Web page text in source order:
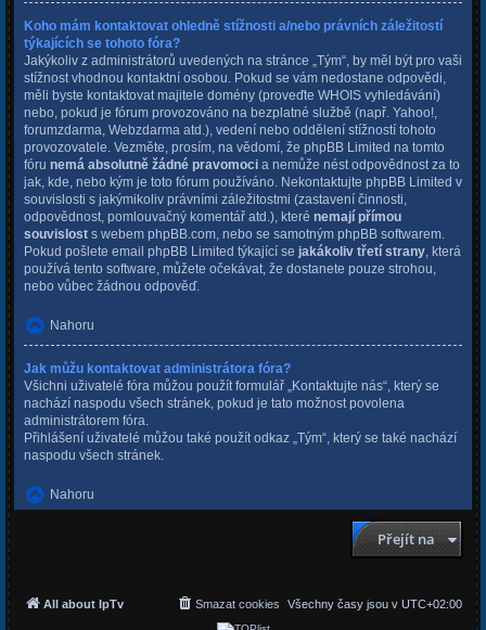
Koho mám kontaktovat ohledně stížnosti a/nebo právních záležitostí
týkajících se tohoto fóra?
Jakýkoliv z administrátorů uvedených na stránce „Tým“, by měl být pro vaši
stížnost vhodnou kontaktní osobou. Pokud se vám nedostane odpovědi,
měli byste kontaktovat majitele domény (proveďte WHOIS vyhledávání)
nebo, pokud je fórum provozováno na bezplatné službě (např. Yahoo!,
forumzdarma, Webzdarma atd.), vedení nebo oddělení stížností tohoto
provozovatele. Vezměte, prosím, na vědomí, že phpBB Limited na tomto
fóru nemá absolutně žádné pravomoci a nemůže nést odpovědnost za to
jak, kde, nebo kým je toto fórum používáno. Nekontaktujte phpBB Limited v
souvislosti s jakýmikoliv právními záležitostmi (zastavení činnosti,
odpovědnost, pomlouvačný komentář atd.), které nemají přímou
souvislost s webem phpBB.com, nebo se samotným phpBB softwarem.
Pokud pošlete email phpBB Limited týkající se jakákoliv třetí strany , která
používá tento software, můžete očekávat, že dostanete pouze strohou,
nebo vůbec žádnou odpověď.
Nahoru
Jak můžu kontaktovat administrátora fóra?
Všichni uživatelé fóra můžou použít formulář „Kontaktujte nás“, který se
nachází naspodu všech stránek, pokud je tato možnost povolena
administrátorem fóra.
Přihlášení uživatelé můžou také použít odkaz „Tým“, který se také nachází
naspodu všech stránek.
Nahoru
Přejít na
All about IpTv Všechny časy jsou v UTC+02:00
Smazat cookies